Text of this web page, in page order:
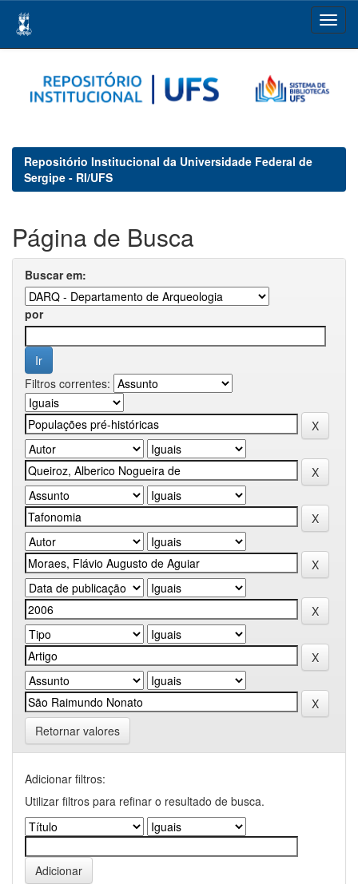
navigation
Repositório Institucional da Universidade Federal de
Sergipe - RI/UFS
Página de Busca
Buscar em:
por
Filtros correntes:
Retornar valores
Adicionar filtros:
Utilizar filtros para refinar o resultado de busca.